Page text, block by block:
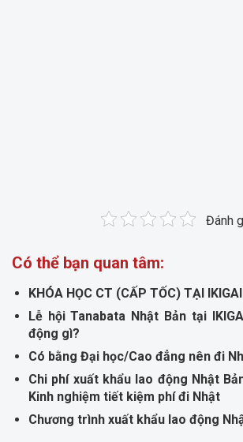
Đánh
Có thể bạn quan tâm:
KHÓA HỌC CT (CẤP TỐC) TẠI IKIGAI
Lễ hội Tanabata Nhật Bản tại
động gì?
Có bằng Đại học/Cao đẳng nên đi
Chi phí xuất khẩu lao động Nhật
Kinh nghiệm tiết kiệm phí đi Nhật
Chương trình xuất khẩu lao động